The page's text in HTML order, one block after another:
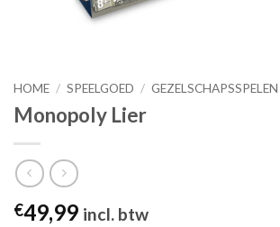
HOME / SPEELGOED / GEZELSCHAPSSPELEN
Monopoly Lier
€49,99 incl. btw